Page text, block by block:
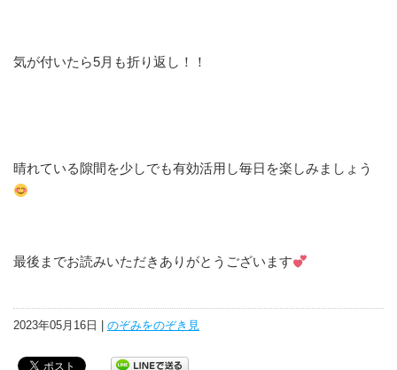
気が付いたら5月も折り返し！！
晴れている隙間を少しでも有効活用し毎日を楽しみましょう
最後までお読みいただきありがとうございます
2023年05月16日 | のぞみをのぞき見